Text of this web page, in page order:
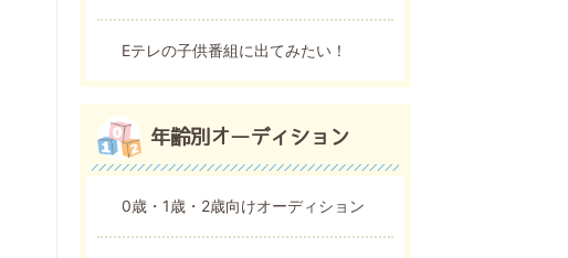
Eテレの子供番組に出てみたい！
年齢別オーディション
0歳・1歳・2歳向けオーディション